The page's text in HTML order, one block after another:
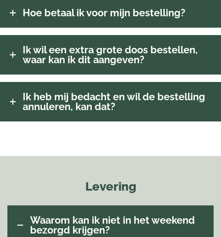
Hoe betaal ik voor mijn bestelling?
Ik wil een extra grote doos bestellen,
waar kan ik dit aangeven?
Ik heb mij bedacht en wil de bestelling
annuleren, kan dat?
Levering
Waarom kan ik niet in het weekend
bezorgd krijgen?